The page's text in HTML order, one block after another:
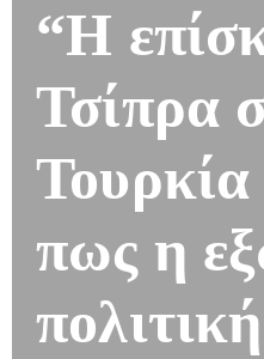
“Η
Τσίπρα
Τουρκία
πως η